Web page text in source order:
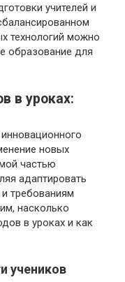
учителей и
технологий можно
образование для
в уроках:
новых
частью
адаптировать
требованиям
насколько
в уроках и как
учеников